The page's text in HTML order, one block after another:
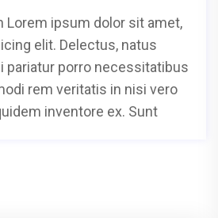
Lorem ipsum dolor sit amet,
elit. Delectus, natus
pariatur porro necessitatibus
rem veritatis in nisi vero
inventore ex. Sunt